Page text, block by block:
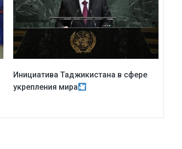
Инициатива Таджикистана в сфере
укрепления мира